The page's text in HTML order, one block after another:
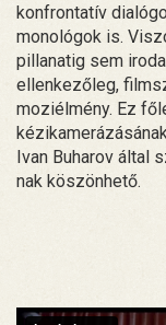
konfrontatív
monológok is.
pillanatig sem
ellenkezőleg,
moziélmény. Ez
Ivan Buharov által
nak köszönhető.